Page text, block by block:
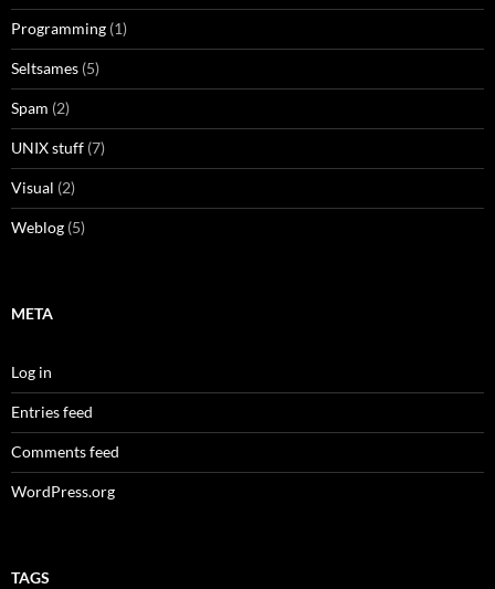
Programming (1)
Seltsames (5)
Spam (2)
UNIX stuff (7)
Visual (2)
Weblog (5)
META
Log in
Entries feed
Comments feed
WordPress.org
TAGS